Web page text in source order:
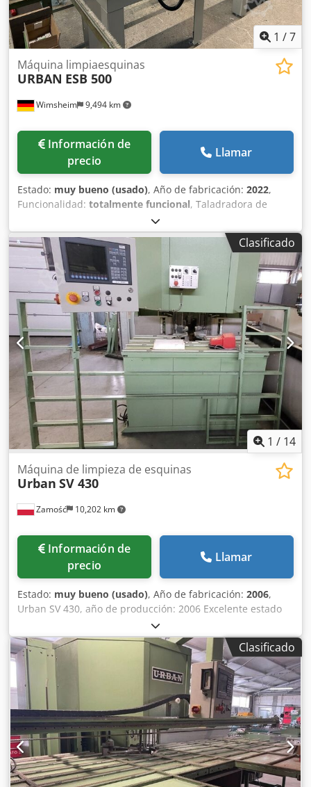
1 /7
Wimsheim 9,494 km
Máquina limpiaesquinas
URBAN ESB 500
Información de
precio
Llamar
Estado: muy bueno (usado), Año de fabricación: 2022,
Funcionalidad: totalmente funcional, Taladradora de
esquinas y tijeras URBAN ESB 500 con cabezales de taladro
para herrajes Siegenia Dcodpoyza Dfsfx Agkjk
Clasificado
1 / 14
Zamość 10,202 km
Máquina de limpieza de esquinas
Urban SV 430
Información de
precio
Llamar
Estado: muy bueno (usado), Año de fabricación: 2006,
Urban SV 430, año de producción: 2006 Excelente estado
técnico. Equipamiento completo. Dcodpfx Ajwrpxtogksk
Clasificado